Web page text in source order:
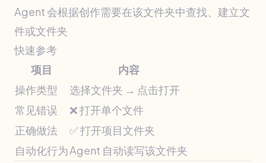
Agent 会根据创作需要在该文件夹中查找、建立文
件或文件夹
快速参考
项目
内容
操作类型
选择文件夹 → 点击打开
常见错误
❌ 打开单个文件
正确做法
✅ 打开项目文件夹
自动化行为Agent 自动读写该文件夹